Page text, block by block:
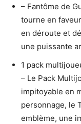
– Fantôme de
tourne en
en déroute et
une puissante
1 pack
– Le Pack
impitoyable en
personnage, le
emblème, une